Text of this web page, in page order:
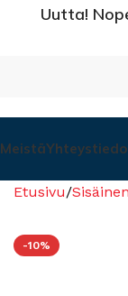
Uutta!
Meistä
Etusivu
-10%